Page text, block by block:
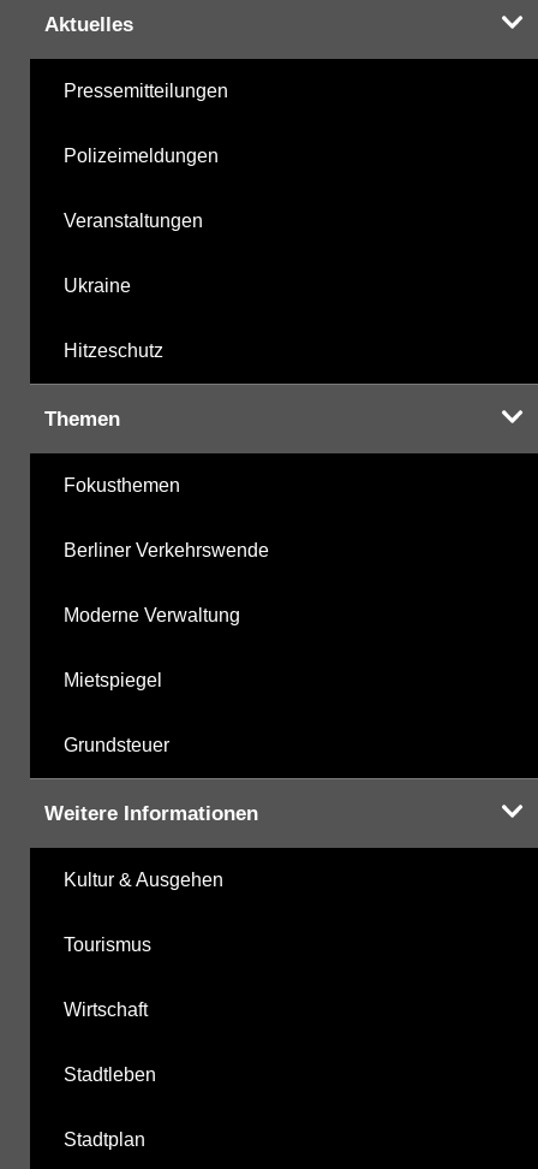
Aktuelles
Pressemitteilungen
Polizeimeldungen
Veranstaltungen
Ukraine
Hitzeschutz
Themen
Fokusthemen
Berliner Verkehrswende
Moderne Verwaltung
Mietspiegel
Grundsteuer
Weitere Informationen
Kultur & Ausgehen
Tourismus
Wirtschaft
Stadtleben
Stadtplan